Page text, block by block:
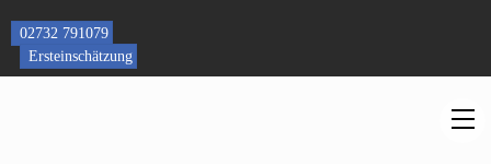
content
02732 791079
Ersteinschätzung